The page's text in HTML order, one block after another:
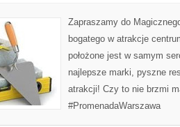
Zapraszamy do
bogatego w atrakcje
położone jest w samym
najlepsze marki, pyszne
atrakcji! Czy to nie brzmi
#PromenadaWarszawa